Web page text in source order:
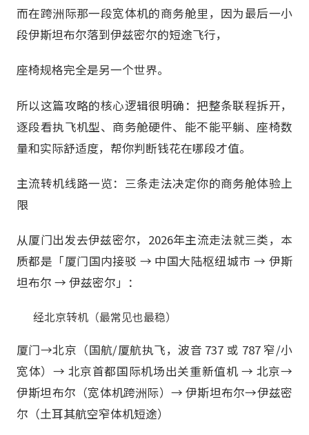
而在跨洲际那一段宽体机的商务舱里，因为最后一小
段伊斯坦布尔落到伊兹密尔的短途飞行，
座椅规格完全是另一个世界。
所以这篇攻略的核心逻辑很明确：把整条联程拆开，
逐段看执飞机型、商务舱硬件、能不能平躺、座椅数
量和实际舒适度，帮你判断钱花在哪段才值。
主流转机线路一览：三条走法决定你的商务舱体验上
限
从厦门出发去伊兹密尔，2026年主流走法就三类，本
质都是「厦门国内接驳 → 中国大陆枢纽城市 → 伊斯
坦布尔 → 伊兹密尔」：
经北京转机（最常见也最稳）
厦门→北京（国航/厦航执飞，波音 737 或 787 窄/小
宽体）→ 北京首都国际机场出关重新值机 → 北京→
伊斯坦布尔（宽体机跨洲际）→ 伊斯坦布尔→伊兹密
尔（土耳其航空窄体机短途）